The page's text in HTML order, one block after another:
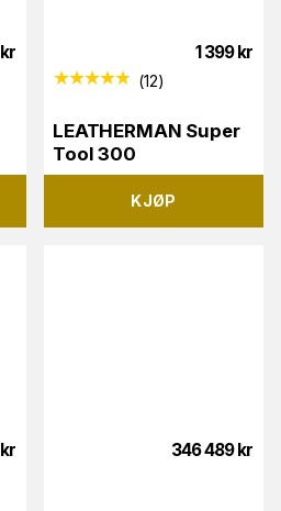
kr 1 399 kr
(12)
LEATHERMAN Super
Tool 300
KJØP
kr 346 489 kr